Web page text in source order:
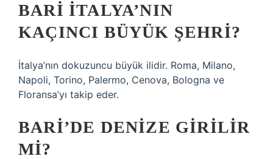
BARI İTALYA’NIN
KAÇINCI BÜYÜK ŞEHRI?
İtalya’nın dokuzuncu büyük ilidir. Roma, Milano,
Napoli, Torino, Palermo, Cenova, Bologna ve
Floransa’yı takip eder.
BARI’DE DENIZE GIRILIR
MI?